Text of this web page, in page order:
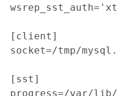
[client]
socket=/tmp/
[sst]
progress=/var/lib/